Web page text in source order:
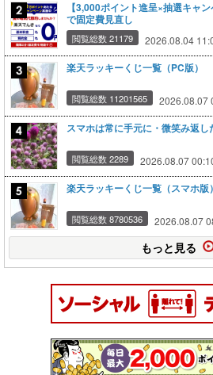
【3,000ポイント進呈×抽選キャ
で固定費見直し
閲覧総数 21179 2026.08.04
楽天ラッキーくじ一覧（PC版）
閲覧総数 11201565 2026.08.07
スマホは常に手元に・微笑み返し
閲覧総数 2289 2026.08.07
楽天ラッキーくじ一覧（スマホ版）
閲覧総数 8780536 2026.08.07
もっと見る